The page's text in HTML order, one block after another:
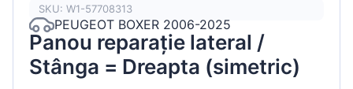
SKU: W1-57708313
PEUGEOT BOXER 2006-2025
Panou reparație lateral /
Stânga = Dreapta (simetric)